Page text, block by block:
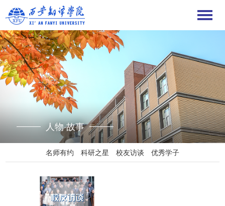
人物·故事
名师有约 科研之星 校友访谈 优秀学子